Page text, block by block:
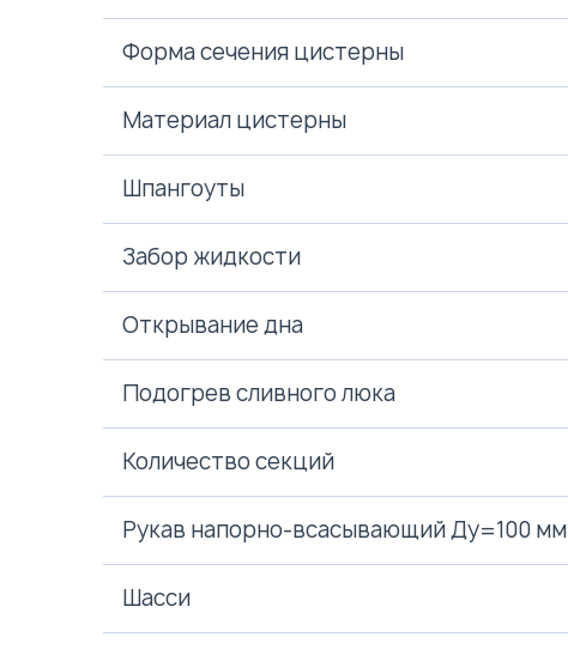
Форма сечения цистерны
Материал цистерны
Шпангоуты
Забор жидкости
Открывание дна
Подогрев сливного люка
Количество секций
Рукав напорно-всасывающий Ду=100 мм
Шасси